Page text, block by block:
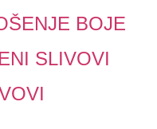
BOJE
SLIVOVI